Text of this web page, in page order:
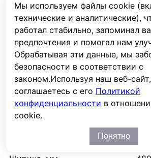
Мы используем файлы cookie
технические и аналитические),
работал стабильно, запоминал
предпочтения и помогал нам
Обрабатывая эти данные, мы
безопасности в соответствии с
законом.Используя наш веб-
соглашаетесь с его Политикой
конфиденциальности в
cookie.
Понятно
Кол-во фаз, вх. : вых.
3:3
Вх. напряжение мин., В
145
Вх. напряжение макс., В
275
Тип
Входной ток, А.
3
Точность стабилизации вых.
напряжения, %
3.5
Скорость регулирования, мс/
310